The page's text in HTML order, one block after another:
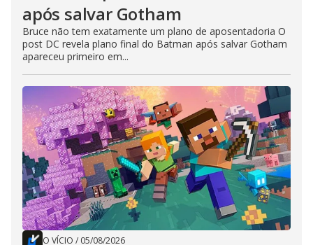
após salvar Gotham
Bruce não tem exatamente um plano de aposentadoria O
post DC revela plano final do Batman após salvar Gotham
apareceu primeiro em...
O VÍCIO / 05/08/2026